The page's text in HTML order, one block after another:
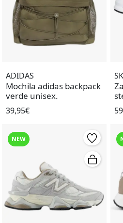
ADIDAS
Mochila adidas backpack
verde unisex.
39,95€
NEW